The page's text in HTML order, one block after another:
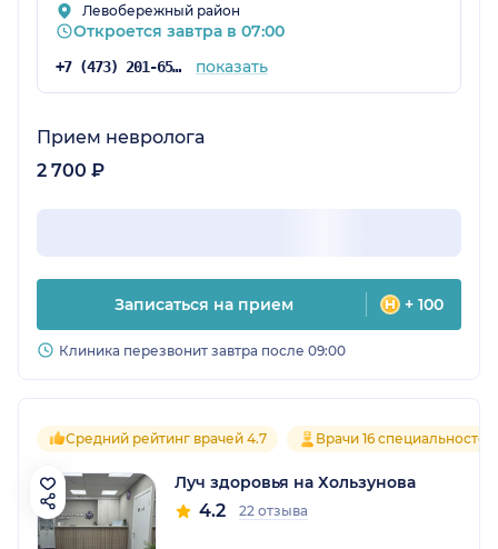
Левобережный район
Откроется завтра в 07:00
+7 (473) 201-65-34 показать
Прием невролога
2 700 ₽
Записаться на прием + 100
Клиника перезвонит завтра после 09:00
Средний рейтинг врачей 4.7 Врачи 16 специальностей
Луч здоровья на Хользунова
4.2 22 отзыва